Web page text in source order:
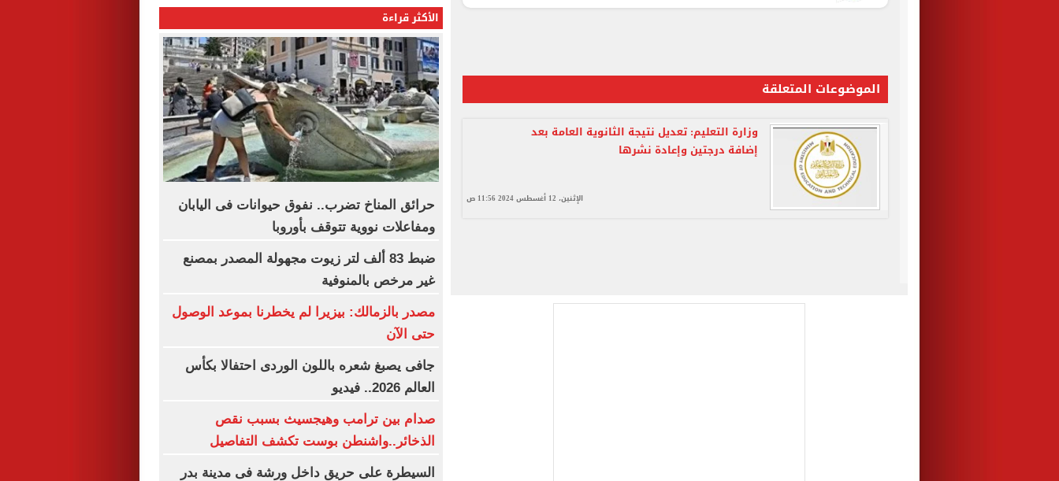
الموضوعات المتعلقة
وزارة التعليم: تعديل نتيجة الثانوية العامة بعد
إضافة درجتين وإعادة نشرها
الإثنين، 12 أغسطس 2024 11:56 ص
الأكثر قراءة
حرائق المناخ تضرب.. نفوق حيوانات فى اليابان
ومفاعلات نووية تتوقف بأوروبا
ضبط 83 ألف لتر زيوت مجهولة المصدر بمصنع
غير مرخص بالمنوفية
مصدر بالزمالك: بيزيرا لم يخطرنا بموعد الوصول
حتى الآن
جافى يصبغ شعره باللون الوردى احتفالا بكأس
العالم 2026.. فيديو
صدام بين ترامب وهيجسيث بسبب نقص
الذخائر..واشنطن بوست تكشف التفاصيل
السيطرة على حريق داخل ورشة فى مدينة بدر